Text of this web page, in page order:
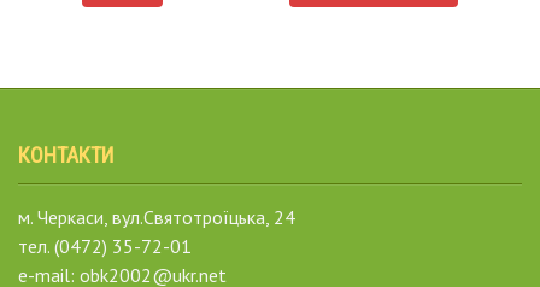
КОНТАКТИ
м. Черкаси, вул.Святотроїцька, 24
тел. (0472) 35-72-01
e-mail: obk2002@ukr.net